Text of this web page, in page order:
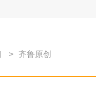
> 齐鲁原创